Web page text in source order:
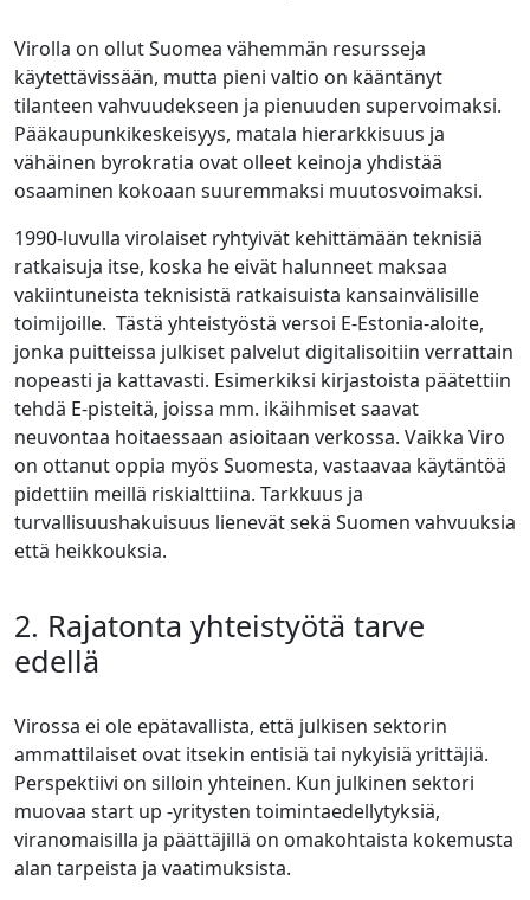
Virolla on ollut Suomea vähemmän resursseja
käytettävissään, mutta pieni valtio on kääntänyt
tilanteen vahvuudekseen ja pienuuden supervoimaksi.
Pääkaupunkikeskeisyys, matala hierarkkisuus ja
vähäinen byrokratia ovat olleet keinoja yhdistää
osaaminen kokoaan suuremmaksi muutosvoimaksi.
1990-luvulla virolaiset ryhtyivät kehittämään teknisiä
ratkaisuja itse, koska he eivät halunneet maksaa
vakiintuneista teknisistä ratkaisuista kansainvälisille
toimijoille. Tästä yhteistyöstä versoi E-Estonia-aloite,
jonka puitteissa julkiset palvelut digitalisoitiin verrattain
nopeasti ja kattavasti. Esimerkiksi kirjastoista päätettiin
tehdä E-pisteitä, joissa mm. ikäihmiset saavat
neuvontaa hoitaessaan asioitaan verkossa. Vaikka Viro
on ottanut oppia myös Suomesta, vastaavaa käytäntöä
pidettiin meillä riskialttiina. Tarkkuus ja
turvallisuushakuisuus lienevät sekä Suomen vahvuuksia
että heikkouksia.
2. Rajatonta yhteistyötä tarve
edellä
Virossa ei ole epätavallista, että julkisen sektorin
ammattilaiset ovat itsekin entisiä tai nykyisiä yrittäjiä.
Perspektiivi on silloin yhteinen. Kun julkinen sektori
muovaa start up -yritysten toimintaedellytyksiä,
viranomaisilla ja päättäjillä on omakohtaista kokemusta
alan tarpeista ja vaatimuksista.